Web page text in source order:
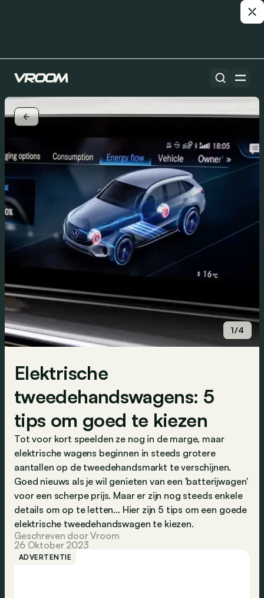
1/4
Elektrische
tweedehandswagens: 5
tips om goed te kiezen
Tot voor kort speelden ze nog in de marge, maar
elektrische wagens beginnen in steeds grotere
aantallen op de tweedehandsmarkt te verschijnen.
Goed nieuws als je wil genieten van een 'batterijwagen'
voor een scherpe prijs. Maar er zijn nog steeds enkele
details om op te letten... Hier zijn 5 tips om een goede
elektrische tweedehandswagen te kiezen.
Geschreven door Vroom
26 Oktober 2023
ADVERTENTIE